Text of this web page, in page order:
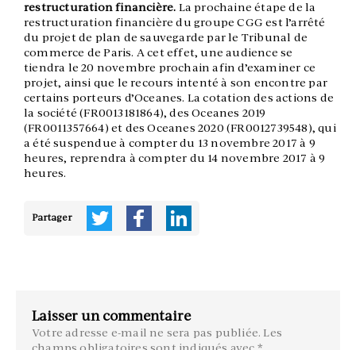
restructuration financière. La prochaine étape de la
restructuration financière du groupe CGG est l’arrêté
du projet de plan de sauvegarde par le Tribunal de
commerce de Paris. A cet effet, une audience se
tiendra le 20 novembre prochain afin d’examiner ce
projet, ainsi que le recours intenté à son encontre par
certains porteurs d’Oceanes. La cotation des actions de
la société (FR0013181864), des Oceanes 2019
(FR0011357664) et des Oceanes 2020 (FR0012739548), qui
a été suspendue à compter du 13 novembre 2017 à 9
heures, reprendra à compter du 14 novembre 2017 à 9
heures.
Partager
Laisser un commentaire
Votre adresse e-mail ne sera pas publiée. Les